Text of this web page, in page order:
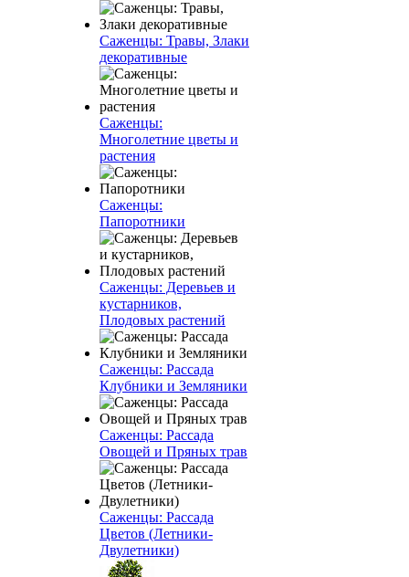
Саженцы: Травы, Злаки
декоративные
Саженцы:
Многолетние цветы и
растения
Саженцы:
Папоротники
Саженцы: Деревьев и
кустарников,
Плодовых растений
Саженцы: Рассада
Клубники и Земляники
Саженцы: Рассада
Овощей и Пряных трав
Саженцы: Рассада
Цветов (Летники-
Двулетники)